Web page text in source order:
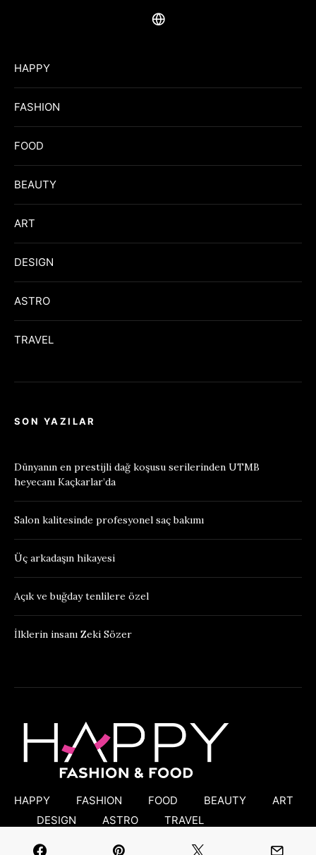
HAPPY
FASHION
FOOD
BEAUTY
ART
DESIGN
ASTRO
TRAVEL
SON YAZILAR
Dünyanın en prestijli dağ koşusu serilerinden UTMB
heyecanı Kaçkarlar’da
Salon kalitesinde profesyonel saç bakımı
Üç arkadaşın hikayesi
Açık ve buğday tenlilere özel
İlklerin insanı Zeki Sözer
HAPPY FASHION FOOD BEAUTY
ART
DESIGN
ASTRO TRAVEL